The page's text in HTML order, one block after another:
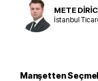
METE
İstanbul
Manşetten